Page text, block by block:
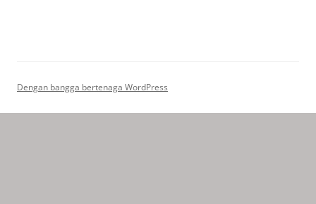
Dengan bangga bertenaga WordPress